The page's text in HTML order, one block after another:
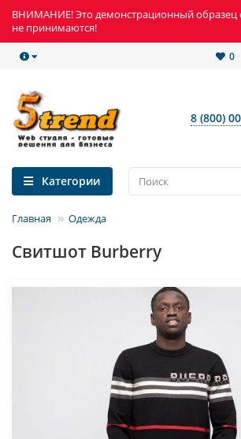
ВНИМАНИЕ! Это демонстрационный образец
не принимаются!
0
8 (800)
Категории
Главная Одежда
Свитшот Burberry